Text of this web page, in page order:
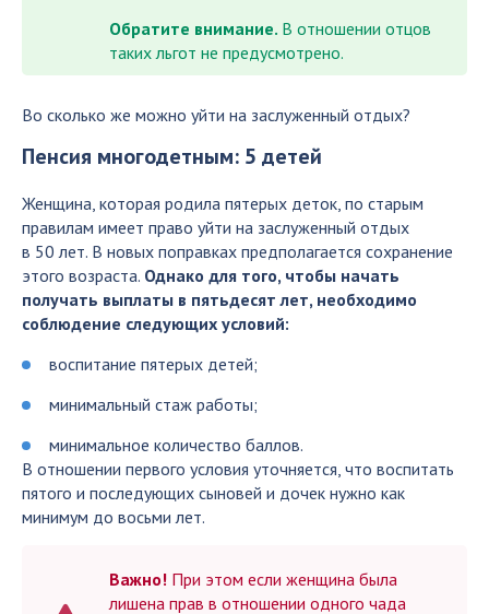
Обратите внимание. В отношении отцов
таких льгот не предусмотрено.
Во сколько же можно уйти на заслуженный отдых?
Пенсия многодетным: 5 детей
Женщина, которая родила пятерых деток, по старым
правилам имеет право уйти на заслуженный отдых
в 50 лет. В новых поправках предполагается сохранение
этого возраста. Однако для того, чтобы начать
получать выплаты в пятьдесят лет, необходимо
соблюдение следующих условий:
воспитание пятерых детей;
минимальный стаж работы;
минимальное количество баллов.
В отношении первого условия уточняется, что воспитать
пятого и последующих сыновей и дочек нужно как
минимум до восьми лет.
Важно! При этом если женщина была
лишена прав в отношении одного чада